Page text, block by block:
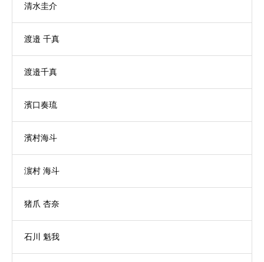
清水圭介
渡邉 千真
渡邉千真
濱口奏琉
濱村海斗
濵村 海斗
猪爪 杏奈
石川 魁我